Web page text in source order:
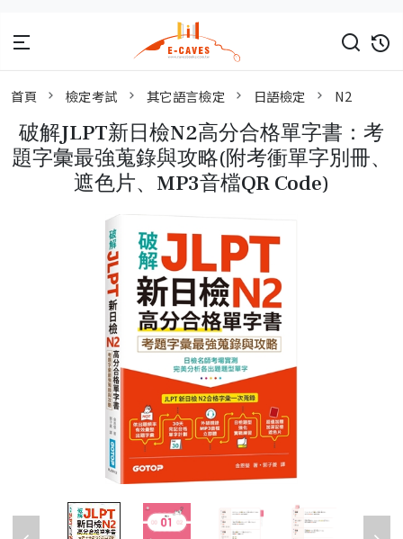
首頁 檢定考試 其它語言檢定 日語檢定 N2
破解JLPT新日檢N2高分合格單字書：考
題字彙最強蒐錄與攻略(附考衝單字別冊、
遮色片、MP3音檔QR Code)